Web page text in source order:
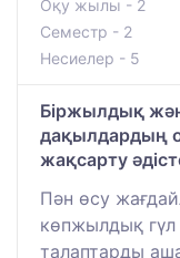
Оқу жылы - 2
Семестр - 2
Несиелер - 5
Біржылдық
дақылдардың
жақсарту
Пән өсу
көпжылдық
талаптарды